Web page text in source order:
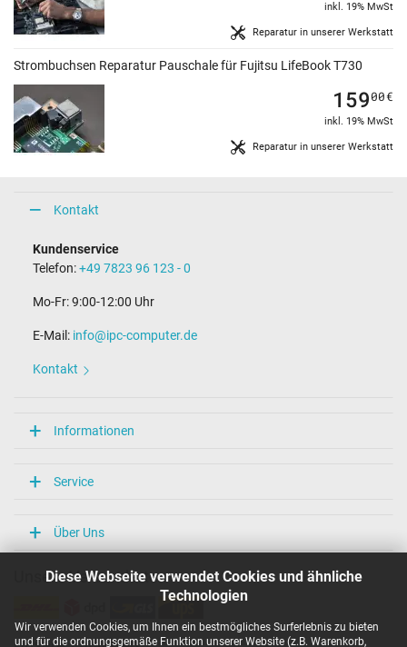
Diese Webseite verwendet Cookies und ähnliche
Technologien
Wir verwenden Cookies, um Ihnen ein bestmögliches Surferlebnis zu bieten
und für die ordnungsgemäße Funktion unserer Website (z.B. Warenkorb,
Reparatur in unserer Werkstatt
inkl. 19% MwSt
Strombuchsen Reparatur Pauschale für Fujitsu LifeBook T730
Reparatur in unserer Werkstatt
15900€
inkl. 19% MwSt
Kontakt
Kundenservice
Telefon:+49 7823 96 123 - 0
Mo-Fr: 9:00-12:00 Uhr
E-Mail: info@ipc-computer.de
Kontakt
Informationen
Service
Über Uns
Unsere Versandarten